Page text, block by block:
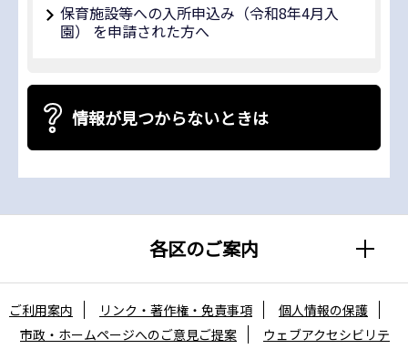
保育施設等への入所申込み（令和8年4月入
園） を申請された方へ
情報が見つからないときは
各区のご案内
ご利用案内 リンク・著作権・免責事項
個人情報の保護
市政・ホームページへのご意見ご提案
ウェブアクセシビリテ